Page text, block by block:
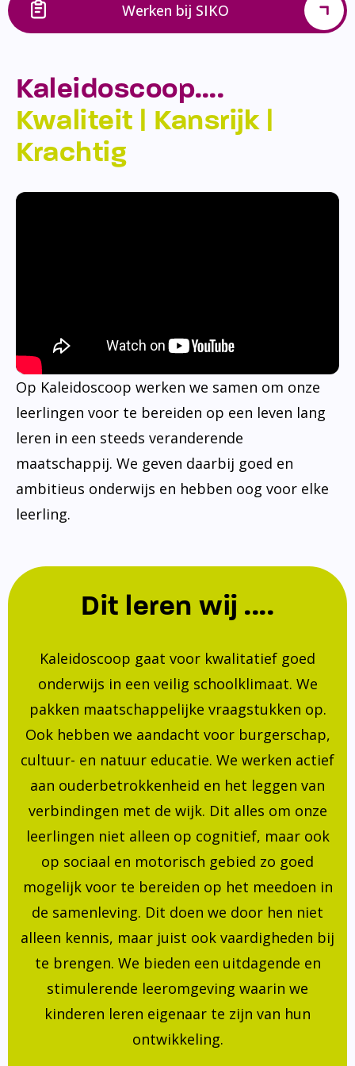
Werken bij SIKO
Kaleidoscoop….
Kwaliteit | Kansrijk |
Krachtig
Op Kaleidoscoop werken we samen om onze
leerlingen voor te bereiden op een leven lang
leren in een steeds veranderende
maatschappij. We geven daarbij goed en
ambitieus onderwijs en hebben oog voor elke
leerling.
Dit leren wij ....
Kaleidoscoop gaat voor kwalitatief goed
onderwijs in een veilig schoolklimaat. We
pakken maatschappelijke vraagstukken op.
Ook hebben we aandacht voor burgerschap,
cultuur- en natuur educatie. We werken actief
aan ouderbetrokkenheid en het leggen van
verbindingen met de wijk. Dit alles om onze
leerlingen niet alleen op cognitief, maar ook
op sociaal en motorisch gebied zo goed
mogelijk voor te bereiden op het meedoen in
de samenleving. Dit doen we door hen niet
alleen kennis, maar juist ook vaardigheden bij
te brengen. We bieden een uitdagende en
stimulerende leeromgeving waarin we
kinderen leren eigenaar te zijn van hun
ontwikkeling.